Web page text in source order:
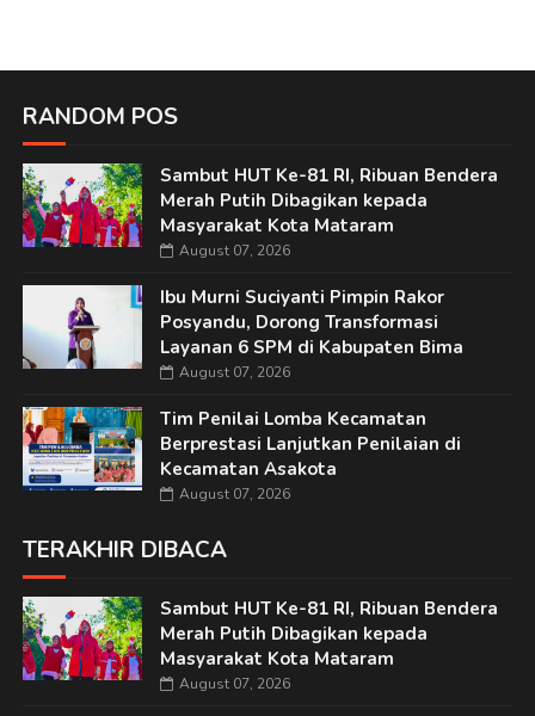
RANDOM POS
Sambut HUT Ke-81 RI, Ribuan Bendera
Merah Putih Dibagikan kepada
Masyarakat Kota Mataram
August 07, 2026
Ibu Murni Suciyanti Pimpin Rakor
Posyandu, Dorong Transformasi
Layanan 6 SPM di Kabupaten Bima
August 07, 2026
Tim Penilai Lomba Kecamatan
Berprestasi Lanjutkan Penilaian di
Kecamatan Asakota
August 07, 2026
TERAKHIR DIBACA
Sambut HUT Ke-81 RI, Ribuan Bendera
Merah Putih Dibagikan kepada
Masyarakat Kota Mataram
August 07, 2026